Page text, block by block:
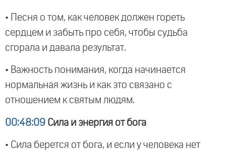
• Песня о том, как человек должен гореть
сердцем и забыть про себя, чтобы судьба
сгорала и давала результат.
• Важность понимания, когда начинается
нормальная жизнь и как это связано с
отношением к святым людям.
00:48:09 Сила и энергия от бога
• Сила берется от бога, и если у человека нет